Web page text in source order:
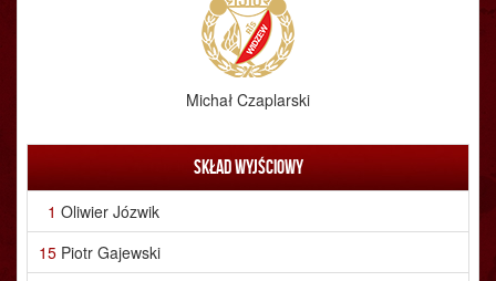
Michał Czaplarski
Skład wyjściowy
1 Oliwier Józwik
15 Piotr Gajewski